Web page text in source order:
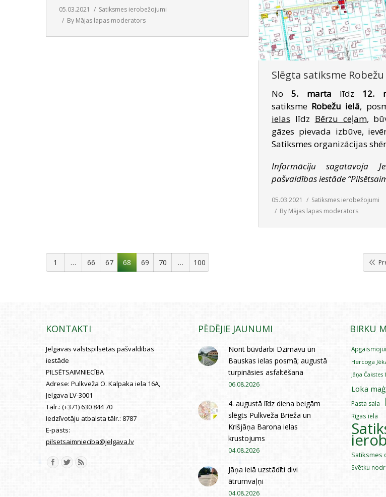
05.03.2021
Satiksmes ierobežojumi
By Mājas lapas moderators
Slēgta satiksme Robežu
No5. marta līdz 12.
satiksme Robežu ielā,
ielas līdz Bērzu ceļam,
gāzes pievada izbūve,
Satiksmes organizācijas
Informāciju sagatavoja
pašvaldības iestāde
05.03.2021
Satiksmes ierobežojumi
By Mājas lapas moderators
1 … 66 67 68 69 70 … 100
KONTAKTI
Jelgavas valstspilsētas pašvaldības
iestāde
PILSĒTSAIMNIECĪBA
Adrese: Pulkveža O. Kalpaka iela 16A,
Jelgava LV-3001
Tālr.: (+371) 630 844 70
Iedzīvotāju atbalsta tālr.: 8787
E-pasts:
pilsetsaimnieciba@jelgava.lv
Find us on:
PĒDĒJIE JAUNUMI
Norit būvdarbi Dzirnavu un
Bauskas ielas posmā; augustā
turpināsies asfaltēšana
06.08.2026
4. augustā līdz diena beigām
slēgts Pulkveža Brieža un
Krišjāņa Barona ielas
krustojums
04.08.2026
Jāņa ielā uzstādīti divi
ātrumvaļņi
04.08.2026
BIRKU
Hercoga
Jāņa Čakstes
Loka
Pasta sala
Rīgas iela
Satiksmes
Svētku